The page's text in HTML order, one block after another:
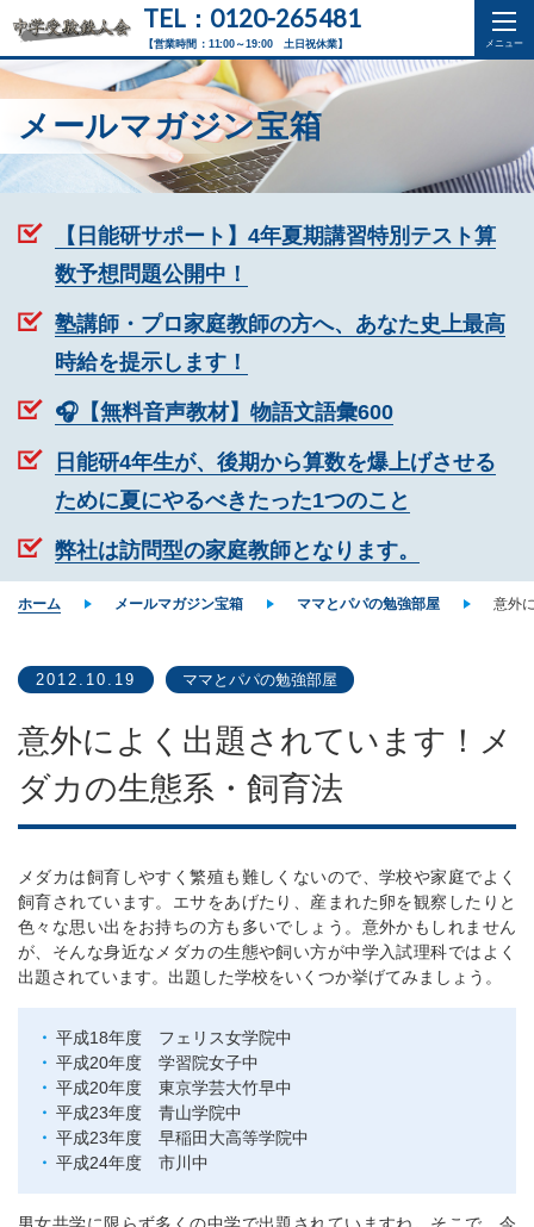
【営業時間：11:00～19:00 土日祝休業】
TEL：0120-265481
メールマガジン宝箱
【日能研サポート】4年夏期講習特別テスト算
数予想問題公開中！
塾講師・プロ家庭教師の方へ、あなた史上最高
時給を提示します！
🎧【無料音声教材】物語文語彙600
日能研4年生が、後期から算数を爆上げさせる
ために夏にやるべきたった1つのこと
弊社は訪問型の家庭教師となります。
ホーム メールマガジン宝箱 ママとパパの勉強部屋 意外
2012.10.19 ママとパパの勉強部屋
意外によく出題されています！メ
ダカの生態系・飼育法
メダカは飼育しやすく繁殖も難しくないので、学校や家庭でよく
飼育されています。エサをあげたり、産まれた卵を観察したりと
色々な思い出をお持ちの方も多いでしょう。意外かもしれません
が、そんな身近なメダカの生態や飼い方が中学入試理科ではよく
出題されています。出題した学校をいくつか挙げてみましょう。
平成18年度 フェリス女学院中
平成20年度 学習院女子中
平成20年度 東京学芸大竹早中
平成23年度 青山学院中
平成23年度 早稲田大高等学院中
平成24年度 市川中
男女共学に限らず多くの中学で出題されていますね。そこで、今